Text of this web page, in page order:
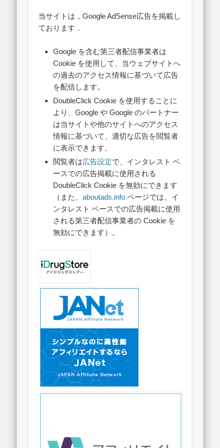
当サイトは，Google AdSense広告を掲載し
ております．
Google を含む第三者配信事業者は
Cookie を使用して、当ウェブサイトへ
の過去のアクセス情報に基づいて広告
を配信します。
DoubleClick Cookie を使用することに
より、Google や Google のパートナー
は当サイトや他のサイトへのアクセス
情報に基づいて、適切な広告を閲覧者
に表示できます。
閲覧者は広告設定で、インタレスト ベ
ースでの広告掲載に使用される
DoubleClick Cookie を無効にできます
（また、aboutads.info ページでは、イ
ンタレスト ベースでの広告掲載に使用
される第三者配信事業者の Cookie を
無効にできます）。